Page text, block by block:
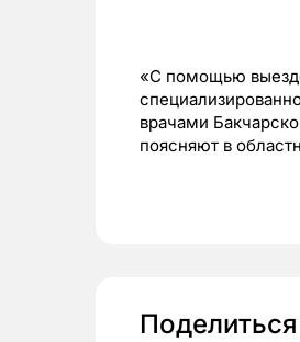
«С помощью
врачами
поясняют в